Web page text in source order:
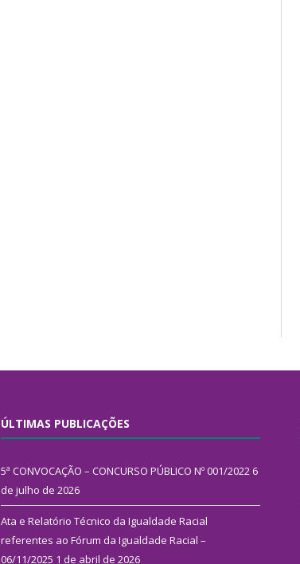
ÚLTIMAS PUBLICAÇÕES
5ª CONVOCAÇÃO – CONCURSO PÚBLICO Nº 001/2022 6
de julho de 2026
Ata e Relatório Técnico da Igualdade Racial
referentes ao Fórum da Igualdade Racial –
06/11/2025 1 de abril de 2026